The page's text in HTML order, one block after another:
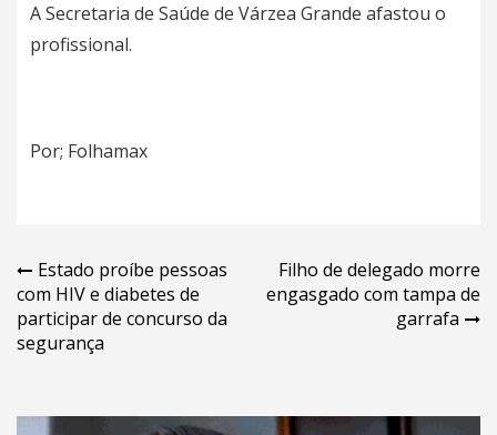
A Secretaria de Saúde de Várzea Grande afastou o
profissional.
Por; Folhamax
Navegação
de
Post
Estado proíbe pessoas
com HIV e diabetes de
participar de concurso da
segurança
Filho de delegado morre
engasgado com tampa de
garrafa